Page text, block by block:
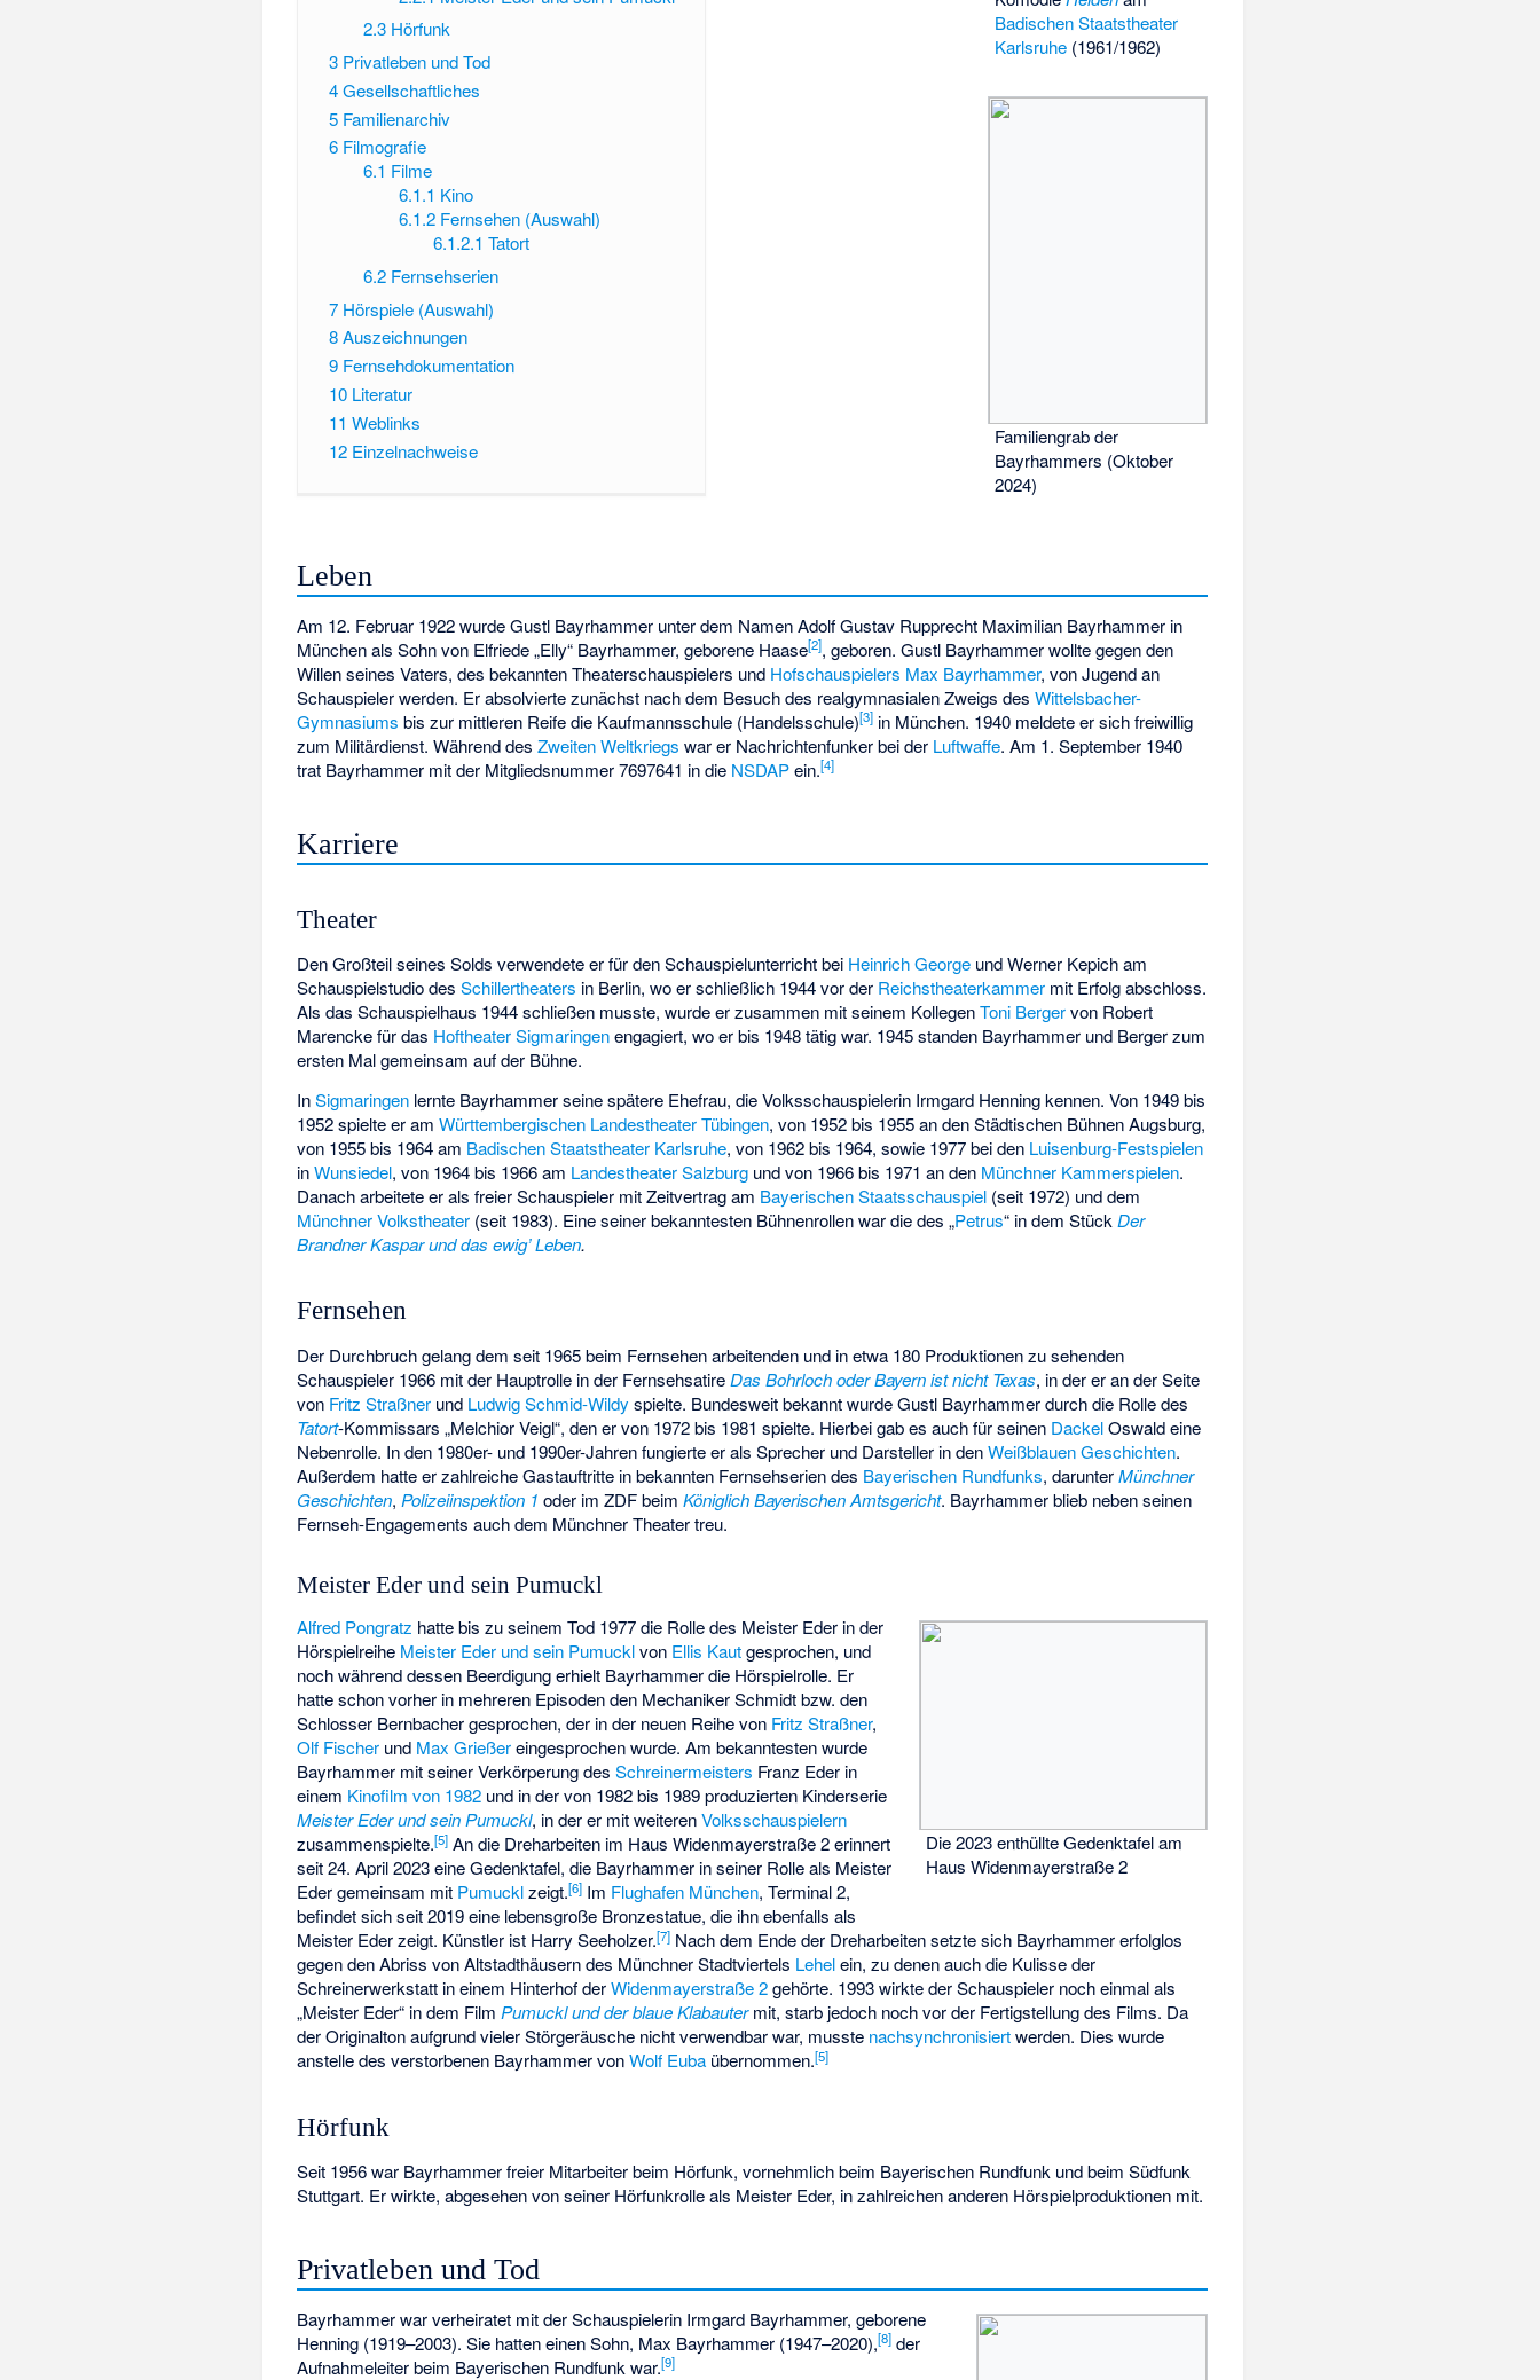
Badischen Staatstheater
Karlsruhe (1961/1962)
Familiengrab der
Bayrhammers (Oktober
2024)
2.3 Hörfunk
3 Privatleben und Tod
4Gesellschaftliches
5 Familienarchiv
6 Filmografie
6.1 Filme
6.1.1 Kino
6.1.2 Fernsehen (Auswahl)
6.1.2.1 Tatort
6.2 Fernsehserien
7 Hörspiele (Auswahl)
8Auszeichnungen
9 Fernsehdokumentation
10 Literatur
11 Weblinks
12 Einzelnachweise
Leben
Am 12. Februar 1922 wurde Gustl Bayrhammer unter dem Namen Adolf Gustav Rupprecht Maximilian Bayrhammer in
München als Sohn von Elfriede „Elly“ Bayrhammer, geborene Haase[2], geboren. Gustl Bayrhammer wollte gegen den
Willen seines Vaters, des bekannten Theaterschauspielers und Hofschauspielers Max Bayrhammer, von Jugend an
Schauspieler werden. Er absolvierte zunächst nach dem Besuch des realgymnasialen Zweigs desWittelsbacher-
Gymnasiums bis zur mittleren Reife die Kaufmannsschule (Handelsschule)[3] in München. 1940 meldete er sich freiwillig
zum Militärdienst. Während desZweiten Weltkriegs war er Nachrichtenfunker bei der Luftwaffe. Am 1. September 1940
trat Bayrhammer mit der Mitgliedsnummer 7697641 in die NSDAPein.[4]
Karriere
Theater
Den Großteil seines Solds verwendete er für den Schauspielunterricht bei Heinrich George und Werner Kepich am
Schauspielstudio desSchillertheaters in Berlin, wo er schließlich 1944 vor der Reichstheaterkammer mit Erfolg abschloss.
Als das Schauspielhaus 1944 schließen musste, wurde er zusammen mit seinem KollegenToni Bergervon Robert
Marencke für das Hoftheater Sigmaringenengagiert, wo er bis 1948 tätig war. 1945 standen Bayrhammer und Berger zum
ersten Mal gemeinsam auf der Bühne.
InSigmaringen lernte Bayrhammer seine spätere Ehefrau, die Volksschauspielerin Irmgard Henningkennen. Von 1949 bis
1952 spielte er amWürttembergischen Landestheater Tübingen, von 1952 bis 1955 an denStädtischen Bühnen Augsburg,
von 1955 bis 1964 am Badischen Staatstheater Karlsruhe, von 1962 bis 1964, sowie 1977 bei den Luisenburg-Festspielen
inWunsiedel, von 1964 bis 1966 am Landestheater Salzburg und von 1966 bis 1971 an den Münchner Kammerspielen.
Danach arbeitete er als freier Schauspieler mit Zeitvertrag am Bayerischen Staatsschauspiel (seit 1972) und dem
Münchner Volkstheater (seit 1983). Eine seiner bekanntesten Bühnenrollen war die des „Petrus“ in dem StückDer
Brandner Kaspar und das ewig’ Leben.
Fernsehen
Der Durchbruch gelang dem seit 1965 beim Fernsehen arbeitenden und in etwa 180 Produktionen zu sehenden
Schauspieler 1966 mit der Hauptrolle in der FernsehsatireDas Bohrloch oder Bayern ist nicht Texas, in der er an der Seite
von Fritz Straßner und Ludwig Schmid-Wildy spielte. Bundesweit bekannt wurde Gustl Bayrhammer durch die Rolle des
Tatort-Kommissars „Melchior Veigl“, den er von 1972 bis 1981 spielte. Hierbei gab es auch für seinen DackelOswald eine
Nebenrolle. In den 1980er- und 1990er-Jahren fungierte er als Sprecher und Darsteller in denWeißblauen Geschichten.
Außerdem hatte er zahlreiche Gastauftritte in bekannten Fernsehserien des Bayerischen Rundfunks, darunterMünchner
Geschichten, Polizeiinspektion 1 oder im ZDF beimKöniglich Bayerischen Amtsgericht. Bayrhammer blieb neben seinen
Fernseh-Engagements auch dem Münchner Theater treu.
Meister Eder und sein Pumuckl
Die 2023 enthüllte Gedenktafel am
Haus Widenmayerstraße 2
Alfred Pongratz hatte bis zu seinem Tod 1977 die Rolle des Meister Eder in der
Hörspielreihe Meister Eder und sein Pumucklvon Ellis Kautgesprochen, und
noch während dessen Beerdigung erhielt Bayrhammer die Hörspielrolle. Er
hatte schon vorher in mehreren Episoden den Mechaniker Schmidt bzw. den
Schlosser Bernbacher gesprochen, der in der neuen Reihe von Fritz Straßner,
Olf Fischer und Max Grießereingesprochen wurde. Am bekanntesten wurde
Bayrhammer mit seiner Verkörperung desSchreinermeisters Franz Eder in
einem Kinofilm von 1982 und in der von 1982 bis 1989 produzierten Kinderserie
Meister Eder und sein Pumuckl, in der er mit weiterenVolksschauspielern
zusammenspielte.[5] An die Dreharbeiten im Haus Widenmayerstraße 2 erinnert
seit 24. April 2023 eine Gedenktafel, die Bayrhammer in seiner Rolle als Meister
Edergemeinsam mit Pumucklzeigt.[6] Im Flughafen München, Terminal 2,
befindet sich seit 2019 eine lebensgroße Bronzestatue, die ihn ebenfalls als
Meister Eder zeigt. Künstler ist Harry Seeholzer.[7] Nach dem Ende der Dreharbeiten setzte sich Bayrhammer erfolglos
gegen den Abriss von Altstadthäusern des Münchner Stadtviertels Lehelein, zu denen auch die Kulisse der
Schreinerwerkstatt in einem Hinterhof derWidenmayerstraße 2gehörte. 1993 wirkte der Schauspieler noch einmal als
„Meister Eder“ in dem FilmPumuckl und der blaue Klabautermit, starb jedoch noch vor der Fertigstellung des Films. Da
der Originalton aufgrund vieler Störgeräusche nicht verwendbar war, musste nachsynchronisiertwerden. Dies wurde
anstelle des verstorbenen Bayrhammer vonWolf Euba übernommen.[5]
Hörfunk
Seit 1956 war Bayrhammer freier Mitarbeiter beim Hörfunk, vornehmlich beim Bayerischen Rundfunk und beimSüdfunk
Stuttgart. Er wirkte, abgesehen von seiner Hörfunkrolle als Meister Eder, in zahlreichen anderen Hörspielproduktionen mit.
Privatleben und Tod
Bayrhammer war verheiratet mit der Schauspielerin Irmgard Bayrhammer, geborene
Henning (1919–2003). Sie hatten einen Sohn, Max Bayrhammer (1947–2020),[8] der
Aufnahmeleiter beim Bayerischen Rundfunk war.[9]